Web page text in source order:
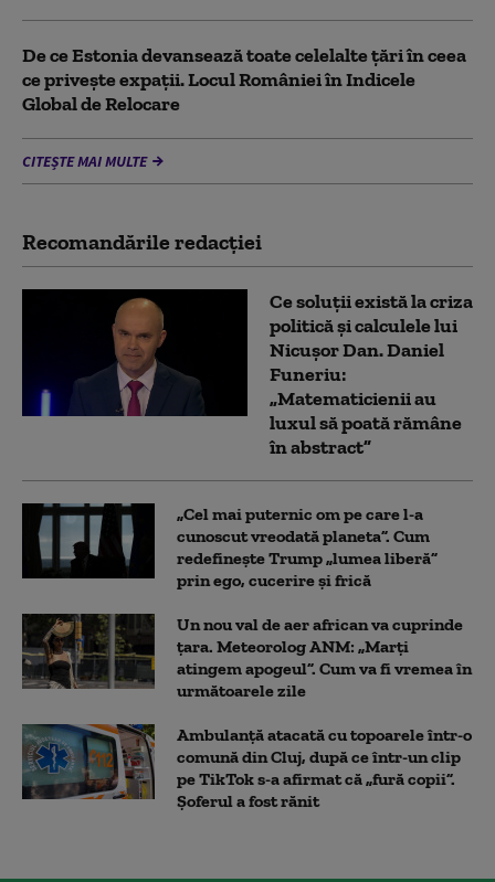
De ce Estonia devansează toate celelalte țări în ceea
ce privește expații. Locul României în Indicele
Global de Relocare
CITEȘTE MAI MULTE
Recomandările redacţiei
Ce soluții există la criza
politică și calculele lui
Nicușor Dan. Daniel
Funeriu:
„Matematicienii au
luxul să poată rămâne
în abstract”
„Cel mai puternic om pe care l-a
cunoscut vreodată planeta”. Cum
redefinește Trump „lumea liberă”
prin ego, cucerire și frică
Un nou val de aer african va cuprinde
țara. Meteorolog ANM: „Marți
atingem apogeul”. Cum va fi vremea în
următoarele zile
Ambulanţă atacată cu topoarele într-o
comună din Cluj, după ce într-un clip
pe TikTok s-a afirmat că „fură copii”.
Șoferul a fost rănit